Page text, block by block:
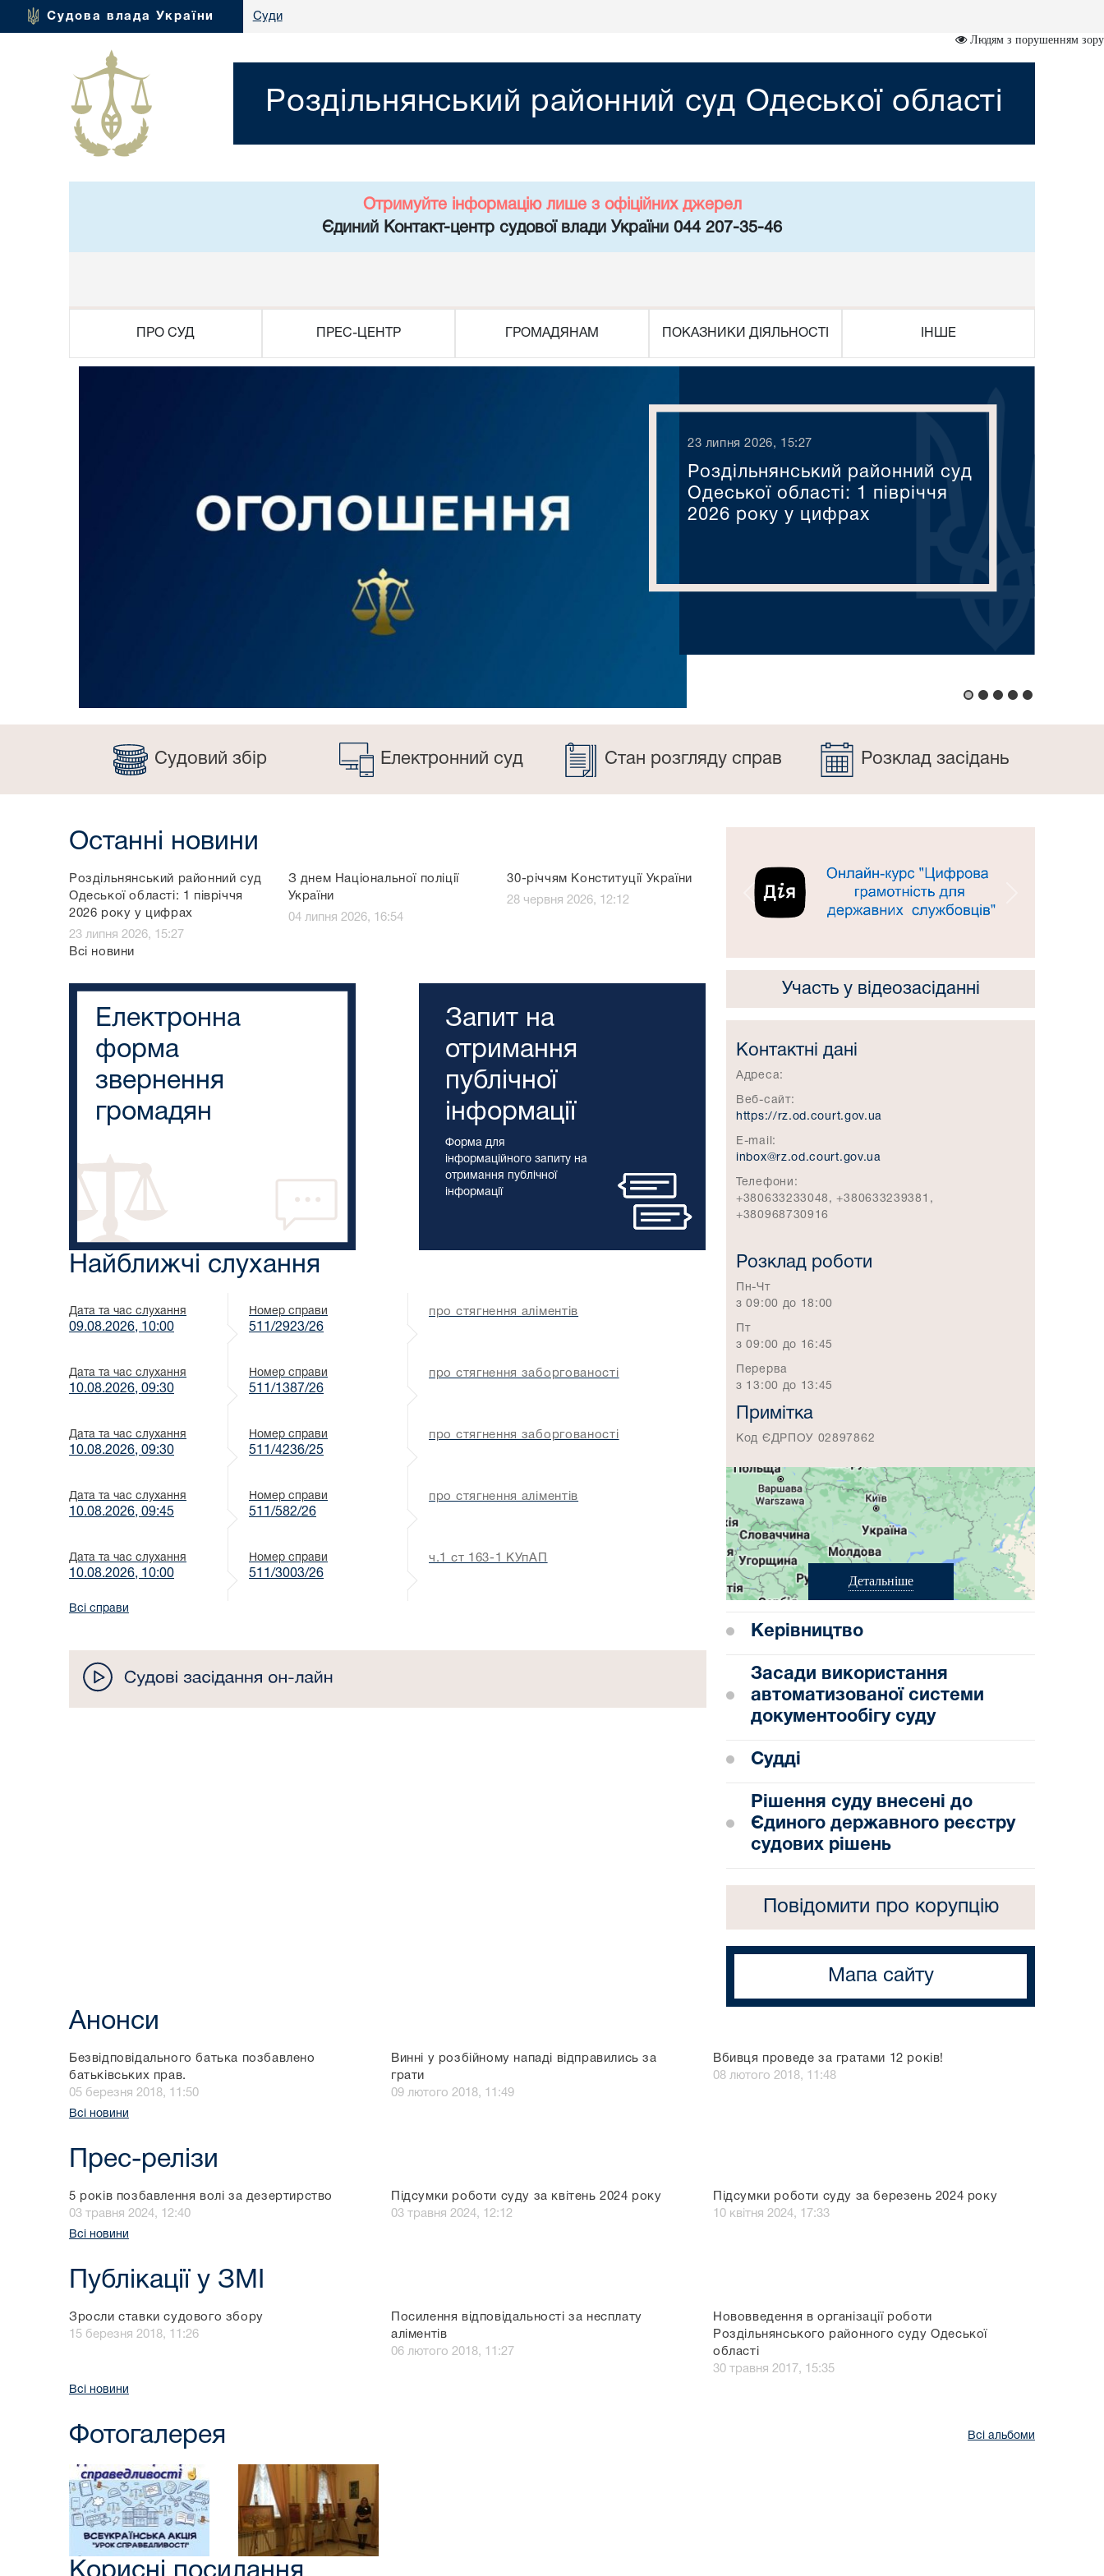
Судова влада України Суди
Людям з порушенням зору
Роздільнянський районний суд Одеської області
Отримуйте інформацію лише з офіційних джерел
Єдиний Контакт-центр судової влади України 044 207-35-46
ПРО СУД ПРЕС-ЦЕНТР ГРОМАДЯНАМ ПОКАЗНИКИ ДІЯЛЬНОСТІ ІНШЕ
23 липня 2026, 15:27
Роздільнянський районний суд
Одеської області: 1 півріччя
2026 року у цифрах
Судовий збір Електронний суд Стан розгляду справ Розклад засідань
Останні новини
Роздільнянський районний суд
Одеської області: 1 півріччя
2026 року у цифрах
23 липня 2026, 15:27
З днем Національної поліції
України
04 липня 2026, 16:54
30-річчям Конституції України
28 червня 2026, 12:12
Всі новини
Електронна
форма
звернення
громадян
Запит на
отримання
публічної
інформації
Форма для
інформаційного запиту на
отримання публічної
інформації
Найближчі слухання
Дата та час слухання
09.08.2026, 10:00
Номер справи
511/2923/26
про стягнення аліментів
Дата та час слухання
10.08.2026, 09:30
Номер справи
511/1387/26
про стягнення заборгованості
Дата та час слухання
10.08.2026, 09:30
Номер справи
511/4236/25
про стягнення заборгованості
Дата та час слухання
10.08.2026, 09:45
Номер справи
511/582/26
про стягнення аліментів
Дата та час слухання
10.08.2026, 10:00
Номер справи
511/3003/26
ч.1 ст 163-1 КУпАП
Всі справи
Попередній
Участь у відеозасіданні
Контактні дані
Адреса:
Веб-сайт:
https://rz.od.court.gov.ua
E-mail:
inbox@rz.od.court.gov.ua
Телефони:
+380633233048, +380633239381,
+380968730916
Розклад роботи
Пн-Чт
з 09:00 до 18:00
Пт
з 09:00 до 16:45
Перерва
з 13:00 до 13:45
Примітка
Код ЄДРПОУ 02897862
Детальніше
Керівництво
Засади використання
автоматизованої системи
документообігу суду
Судді
Рішення суду внесені до
Єдиного державного реєстру
судових рішень
Повідомити про корупцію
Мапа сайту
Анонси
Безвідповідального батька позбавлено
батьківських прав.
05 березня 2018, 11:50
Винні у розбійному нападі відправились за
грати
09 лютого 2018, 11:49
Вбивця проведе за гратами 12 років!
08 лютого 2018, 11:48
Всі новини
Прес-релізи
5 років позбавлення волі за дезертирство
03 травня 2024, 12:40
Підсумки роботи суду за квітень 2024 року
03 травня 2024, 12:12
Підсумки роботи суду за березень 2024 року
10 квітня 2024, 17:33
Всі новини
Публікації у ЗМІ
Зросли ставки судового збору
15 березня 2018, 11:26
Посилення відповідальності за несплату
аліментів
06 лютого 2018, 11:27
Нововведення в організації роботи
Роздільнянського районного суду Одеської
області
30 травня 2017, 15:35
Всі новини
Фотогалерея Всі альбоми